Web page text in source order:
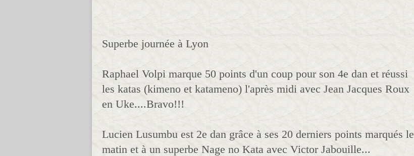
Superbe journée à Lyon
Raphael Volpi marque 50 points d'un coup pour son 4e dan et réussi
les katas (kimeno et katameno) l'après midi avec Jean Jacques Roux
en Uke....Bravo!!!
Lucien Lusumbu est 2e dan grâce à ses 20 derniers points marqués le
matin et à un superbe Nage no Kata avec Victor Jabouille...